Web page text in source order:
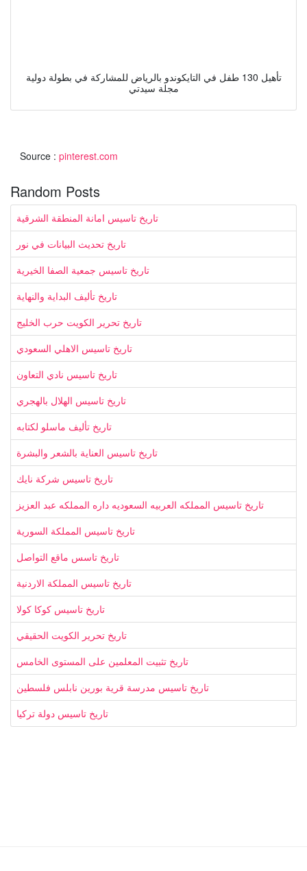
تأهيل 130 طفل في التايكوندو بالرياض للمشاركة في بطولة دولية
مجلة سيدتي
Source : pinterest.com
Random Posts
تاريخ تاسيس امانة المنطقة الشرقية
تاريخ تحديث البيانات في نور
تاريخ تاسيس جمعية الصفا الخيرية
تاريخ تأليف البداية والنهاية
تاريخ تحرير الكويت حرب الخليج
تاريخ تاسيس الاهلي السعودي
تاريخ تاسيس نادي التعاون
تاريخ تاسيس الهلال بالهجري
تاريخ تأليف ماسلو لكتابه
تاريخ تاسيس العناية بالشعر والبشرة
تاريخ تاسيس شركة نايك
تاريخ تاسيس المملكه العربيه السعوديه داره المملكه عبد العزيز
تاريخ تاسيس المملكة السورية
تاريخ تاسس ماقع التواصل
تاريخ تاسيس المملكة الاردنية
تاريخ تاسيس كوكا كولا
تاريخ تحرير الكويت الحقيقي
تاريخ تثبيت المعلمين على المستوى الخامس
تاريخ تاسيس مدرسة قرية بورين نابلس فلسطين
تاريخ تاسيس دولة تركيا